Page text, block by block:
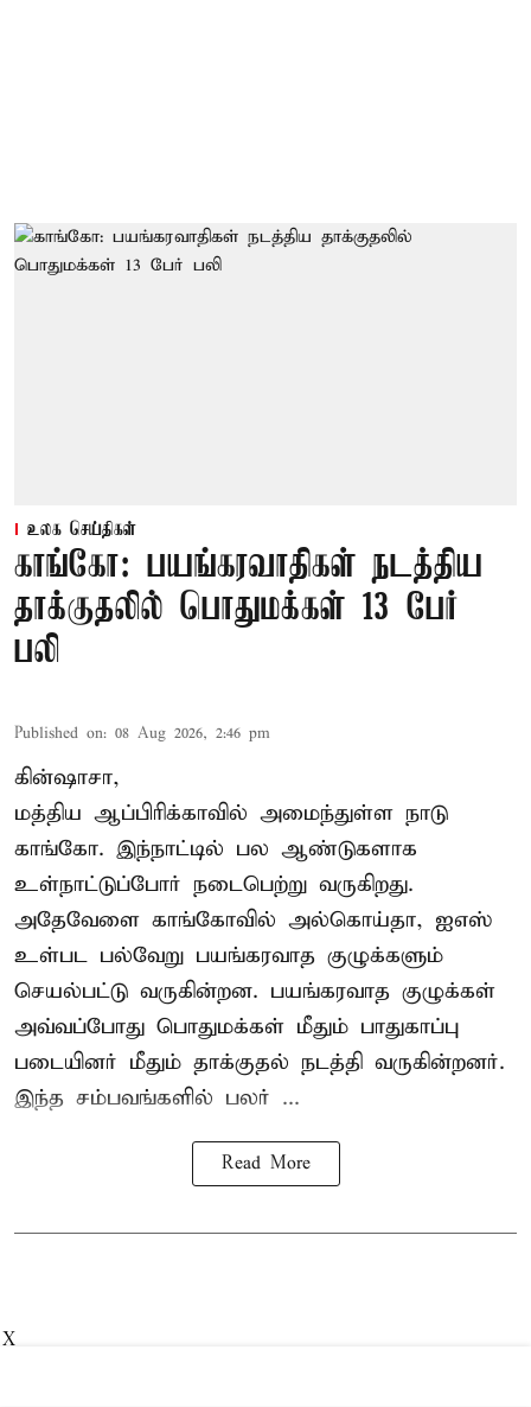
உலக செய்திகள்
காங்கோ: பயங்கரவாதிகள் நடத்திய
தாக்குதலில் பொதுமக்கள் 13 பேர்
பலி
Published on: 08 Aug 2026, 2:46 pm
கின்ஷாசா,
மத்திய ஆப்பிரிக்காவில் அமைந்துள்ள நாடு
காங்கோ. இந்நாட்டில் பல ஆண்டுகளாக
உள்நாட்டுப்போர் நடைபெற்று வருகிறது.
அதேவேளை காங்கோவில் அல்கொய்தா, ஐஎஸ்
உள்பட பல்வேறு பயங்கரவாத குழுக்களும்
செயல்பட்டு வருகின்றன. பயங்கரவாத குழுக்கள்
அவ்வப்போது பொதுமக்கள் மீதும் பாதுகாப்பு
படையினர் மீதும் தாக்குதல் நடத்தி வருகின்றனர்.
இந்த சம்பவங்களில் பலர் ...
Read More
X